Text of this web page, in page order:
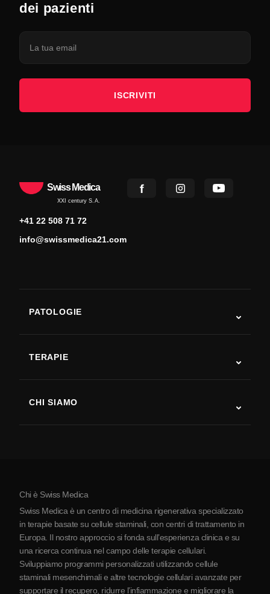
dei pazienti
ISCRIVITI
Swiss Medica
XXI century S.A.
+41 22 508 71 72
info@swissmedica21.com
PATOLOGIE
Malattia di Parkinson
Artrite
TERAPIE
CHI SIAMO
La Serbia
Partnership
Chi è Swiss Medica
Swiss Medica è un centro di medicina rigenerativa specializzato
in terapie basate su cellule staminali, con centri di trattamento in
Europa. Il nostro approccio si fonda sull’esperienza clinica e su
una ricerca continua nel campo delle terapie cellulari.
Sviluppiamo programmi personalizzati utilizzando cellule
staminali mesenchimali e altre tecnologie cellulari avanzate per
supportare il recupero, ridurre l’infiammazione e migliorare la